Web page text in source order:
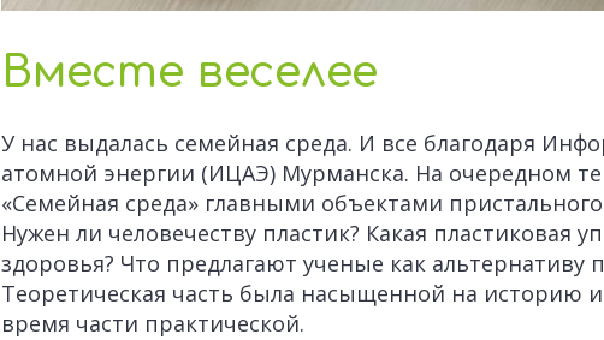
Вместе веселее
У нас выдалась семейная среда. И все благодаря
атомной энергии (ИЦАЭ) Мурманска. На очередном
«Семейная среда» главными объектами
Нужен ли человечеству пластик? Какая пластиковая
здоровья? Что предлагают ученые как альтернативу
Теоретическая часть была насыщенной на историю
время части практической.